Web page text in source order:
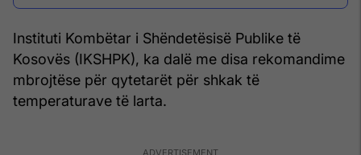
Instituti Kombëtar i Shëndetësisë Publike të
Kosovës (IKSHPK), ka dalë me disa rekomandime
mbrojtëse për qytetarët për shkak të
temperaturave të larta.